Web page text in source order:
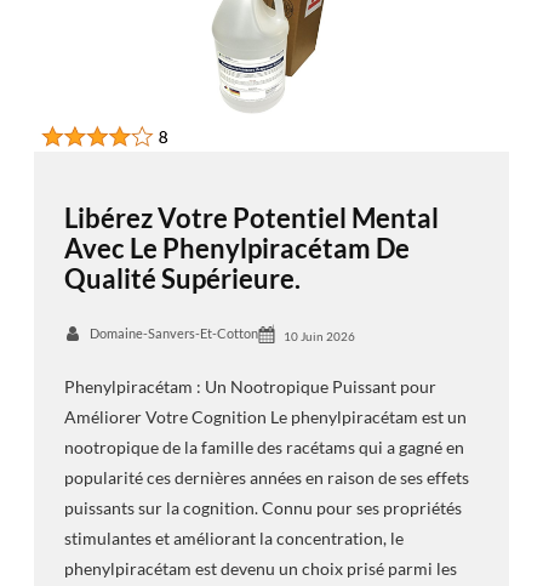
Libérez Votre Potentiel Mental
Avec Le Phenylpiracétam De
Qualité Supérieure.
Domaine-Sanvers-Et-Cotton 10 Juin 2026
Phenylpiracétam : Un Nootropique Puissant pour
Améliorer Votre Cognition Le phenylpiracétam est un
nootropique de la famille des racétams qui a gagné en
popularité ces dernières années en raison de ses effets
puissants sur la cognition. Connu pour ses propriétés
stimulantes et améliorant la concentration, le
phenylpiracétam est devenu un choix prisé parmi les